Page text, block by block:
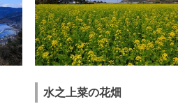
水之上菜の花畑